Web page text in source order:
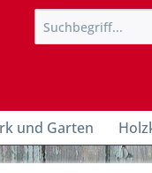
und Garten